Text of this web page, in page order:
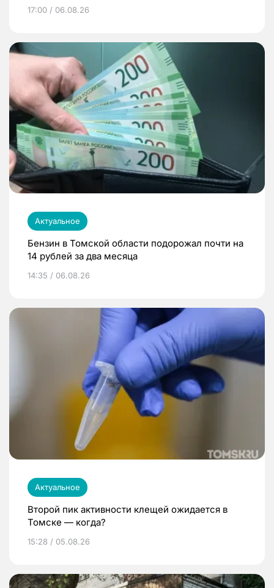
17:00 / 06.08.26
Актуальное
Бензин в Томской области подорожал почти на
14 рублей за два месяца
14:35 / 06.08.26
Актуальное
Второй пик активности клещей ожидается в
Томске — когда?
15:28 / 05.08.26